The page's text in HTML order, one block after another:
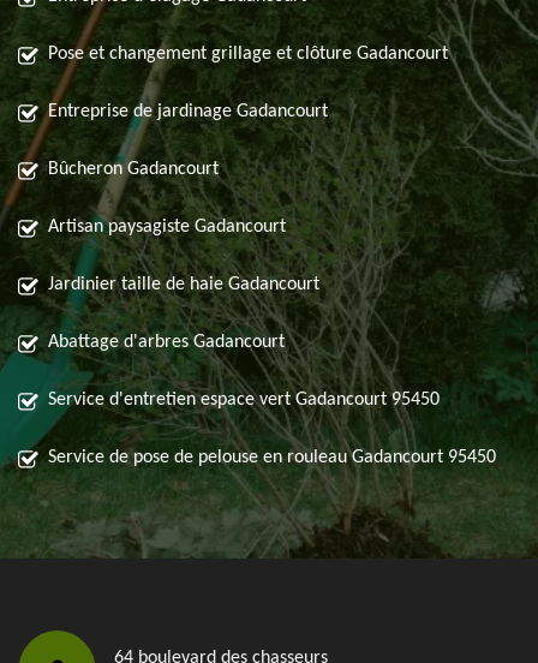
Pose et changement grillage et clôture Gadancourt
Entreprise de jardinage Gadancourt
Bûcheron Gadancourt
Artisan paysagiste Gadancourt
Jardinier taille de haie Gadancourt
Abattage d'arbres Gadancourt
Service d'entretien espace vert Gadancourt 95450
Service de pose de pelouse en rouleau Gadancourt 95450
64 boulevard des chasseurs